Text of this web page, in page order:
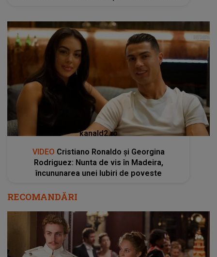
kanald2.ro
Cristiano Ronaldo și Georgina
Rodriguez: Nunta de vis în Madeira,
încununarea unei Iubiri de poveste
10 filme de dragoste pe care să le vezi pe
Netflix cu o cutie de șervețele lângă tine